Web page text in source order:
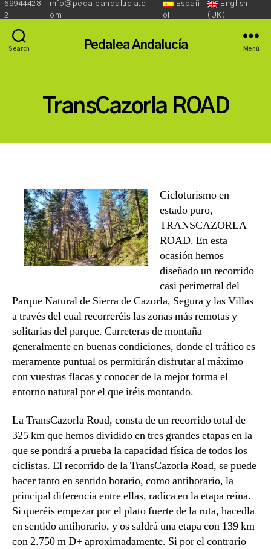
Phone:
69944428
2
Email:
info@pedaleandalucia.c
om
Redes
Sociales::
Lenguaje::
Españ
ol
English
(UK)
Search Pedalea Andalucía Menú
TransCazorla ROAD
Cicloturismo en
estado puro,
TRANSCAZORLA
ROAD. En esta
ocasión hemos
diseñado un recorrido
casi perimetral del
Parque Natural de Sierra de Cazorla, Segura y las Villas
a través del cual recorreréis las zonas más remotas y
solitarias del parque. Carreteras de montaña
generalmente en buenas condiciones, donde el tráfico es
meramente puntual os permitirán disfrutar al máximo
con vuestras flacas y conocer de la mejor forma el
entorno natural por el que iréis montando.
La TransCazorla Road, consta de un recorrido total de
325 km que hemos dividido en tres grandes etapas en la
que se pondrá a prueba la capacidad física de todos los
ciclistas. El recorrido de la TransCazorla Road, se puede
hacer tanto en sentido horario, como antihorario, la
principal diferencia entre ellas, radica en la etapa reina.
Si queréis empezar por el plato fuerte de la ruta, hacedla
en sentido antihorario, y os saldrá una etapa con 139 km
con 2.750 m D+ aproximadamente. Si por el contrario